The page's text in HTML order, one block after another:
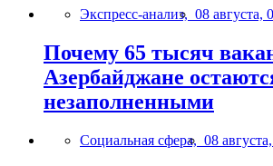
Экспресс-анализ, 08 августа,
Почему 65 тысяч
Азербайджане
незаполненными
Социальная сфера, 08